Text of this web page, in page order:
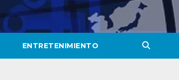
ENTRETENIMIENTO